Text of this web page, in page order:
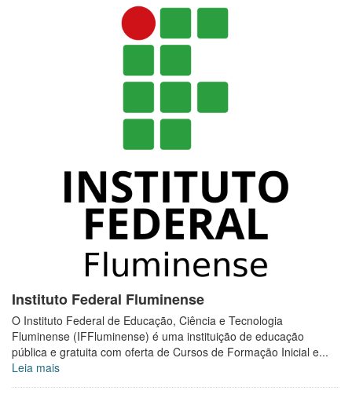
Instituto Federal Fluminense
O Instituto Federal de Educação, Ciência e Tecnologia
Fluminense (IFFluminense) é uma instituição de educação
pública e gratuita com oferta de Cursos de Formação Inicial e...
Leia mais